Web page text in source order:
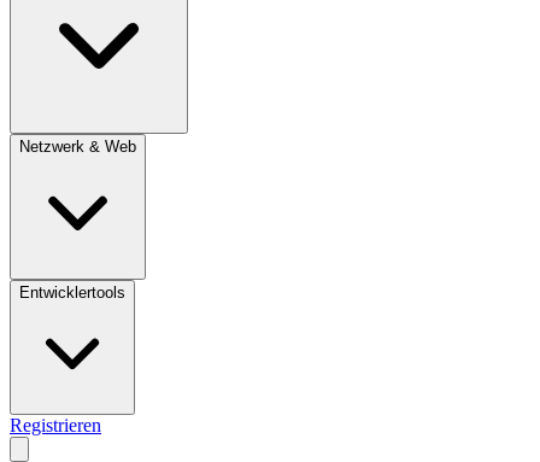
Netzwerk & Web
Entwicklertools
Registrieren